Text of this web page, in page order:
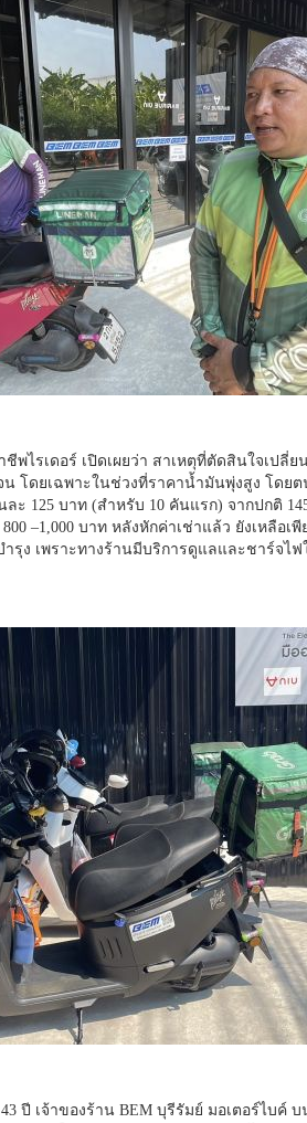
พไรเดอร์ เปิดเผยว่า สาเหตุที่ตัดสินใจเปลี่
น โดยเฉพาะในช่วงที่ราคาน้ำมันพุ่งสูง โดย
ะ 125 บาท (สำหรับ 10 คันแรก) จากปกติ
–1,000 บาท หลังหักค่าเช่าแล้ว ยังเหลือเ
ำรุง เพราะทางร้านมีบริการดูแลและชาร์จไ
ปี เจ้าของร้าน BEM บุรีรัมย์ มอเตอร์ไบค์